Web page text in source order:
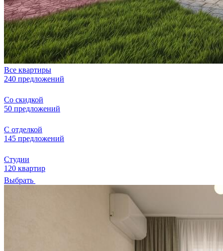
Все квартиры
240 предложений
Со скидкой
50 предложений
С отделкой
145 предложений
Студии
120 квартир
Выбрать